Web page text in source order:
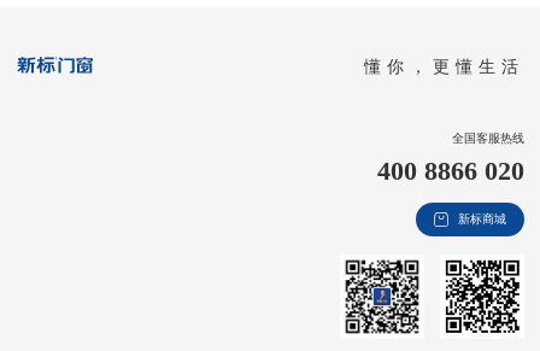
懂你，更懂生活
全国客服热线
400 8866 020
新标商城